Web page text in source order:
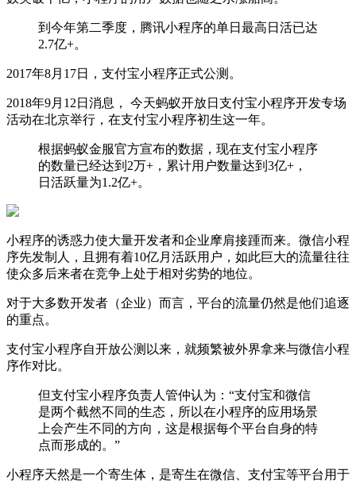
到今年第二季度，腾讯小程序的单日最高日活已达
2.7亿+。
2017年8月17日，支付宝小程序正式公测。
2018年9月12日消息， 今天蚂蚁开放日支付宝小程序开发专场
活动在北京举行，在支付宝小程序初生这一年。
根据蚂蚁金服官方宣布的数据，现在支付宝小程序
的数量已经达到2万+，累计用户数量达到3亿+，
日活跃量为1.2亿+。
小程序的诱惑力使大量开发者和企业摩肩接踵而来。微信小程
序先发制人，且拥有着10亿月活跃用户，如此巨大的流量往往
使众多后来者在竞争上处于相对劣势的地位。
对于大多数开发者（企业）而言，平台的流量仍然是他们追逐
的重点。
支付宝小程序自开放公测以来，就频繁被外界拿来与微信小程
序作对比。
但支付宝小程序负责人管仲认为：“支付宝和微信
是两个截然不同的生态，所以在小程序的应用场景
上会产生不同的方向，这是根据每个平台自身的特
点而形成的。”
小程序天然是一个寄生体，是寄生在微信、支付宝等平台用于